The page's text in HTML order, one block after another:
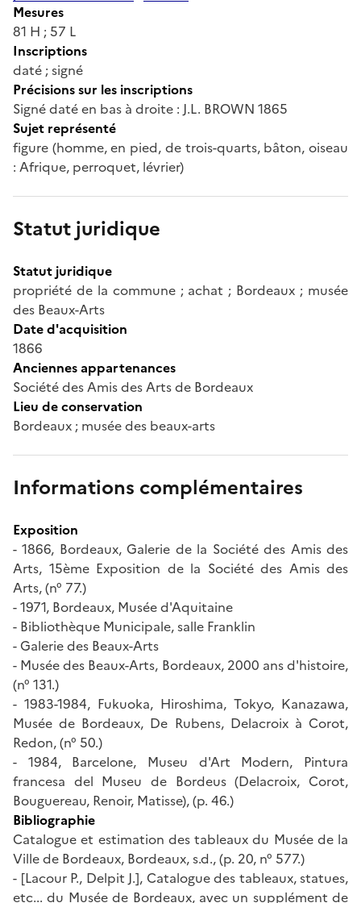
Mesures
81 H ; 57 L
Inscriptions
daté ; signé
Précisions sur les inscriptions
Signé daté en bas à droite : J.L. BROWN 1865
Sujet représenté
figure (homme, en pied, de trois-quarts, bâton, oiseau
: Afrique, perroquet, lévrier)
Statut juridique
Statut juridique
propriété de la commune ; achat ; Bordeaux ; musée
des Beaux-Arts
Date d'acquisition
1866
Anciennes appartenances
Société des Amis des Arts de Bordeaux
Lieu de conservation
Bordeaux ; musée des beaux-arts
Informations complémentaires
Exposition
- 1866, Bordeaux, Galerie de la Société des Amis des
Arts, 15ème Exposition de la Société des Amis des
Arts, (n° 77.)
- 1971, Bordeaux, Musée d'Aquitaine
- Bibliothèque Municipale, salle Franklin
- Galerie des Beaux-Arts
- Musée des Beaux-Arts, Bordeaux, 2000 ans d'histoire,
(n° 131.)
- 1983-1984, Fukuoka, Hiroshima, Tokyo, Kanazawa,
Musée de Bordeaux, De Rubens, Delacroix à Corot,
Redon, (n° 50.)
- 1984, Barcelone, Museu d'Art Modern, Pintura
francesa del Museu de Bordeus (Delacroix, Corot,
Bouguereau, Renoir, Matisse), (p. 46.)
Bibliographie
Catalogue et estimation des tableaux du Musée de la
Ville de Bordeaux, Bordeaux, s.d., (p. 20, n° 577.)
- [Lacour P., Delpit J.], Catalogue des tableaux, statues,
etc... du Musée de Bordeaux, avec un supplément de